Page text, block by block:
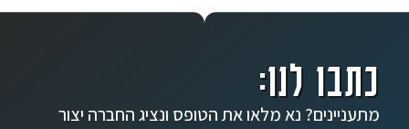
כתבו לנו:
מתעניינים? נא מלאו את הטופס ונציג החברה יצור